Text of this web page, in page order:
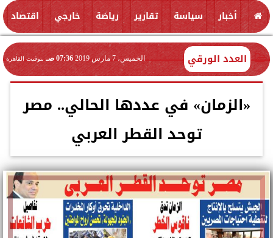
أخبار سياسة تقارير رياضة خارجي اقتصاد
العدد الورقي الخميس، 7 مارس 2019 07:36 صـ بتوقيت القاهرة
«الزمان» في عددها الحالي.. مصر
توحد القطر العربي